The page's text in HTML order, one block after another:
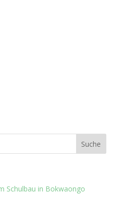
Schulbau in Bokwaongo